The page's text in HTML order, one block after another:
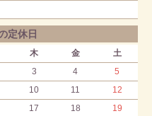
定休日
木 金
土
3 4
5
10 11
12
17 18
19